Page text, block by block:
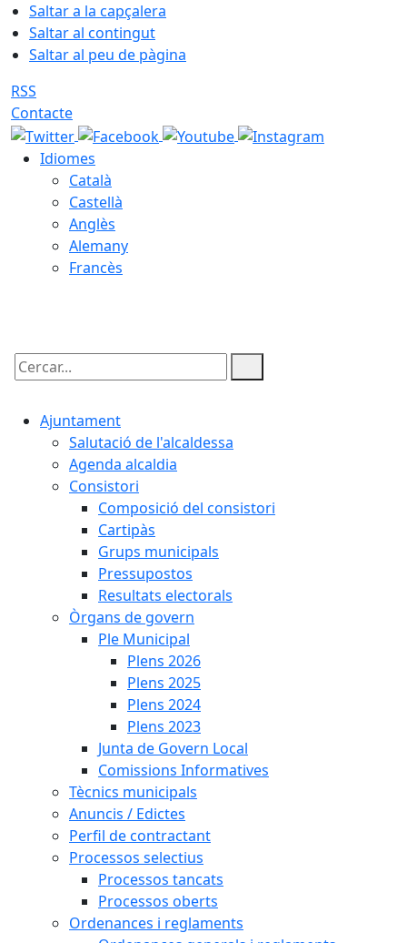
Saltar a la capçalera
Saltar al contingut
Saltar al peu de pàgina
RSS
Contacte
Idiomes
Català
Castellà
Anglès
Alemany
Francès
Cercar:
Ajuntament
Salutació de l'alcaldessa
Agenda alcaldia
Consistori
Composició del consistori
Cartipàs
Grups municipals
Pressupostos
Resultats electorals
Òrgans de govern
Ple Municipal
Plens 2026
Plens 2025
Plens 2024
Plens 2023
Junta de Govern Local
Comissions Informatives
Tècnics municipals
Anuncis / Edictes
Perfil de contractant
Processos selectius
Processos tancats
Processos oberts
Ordenances i reglaments